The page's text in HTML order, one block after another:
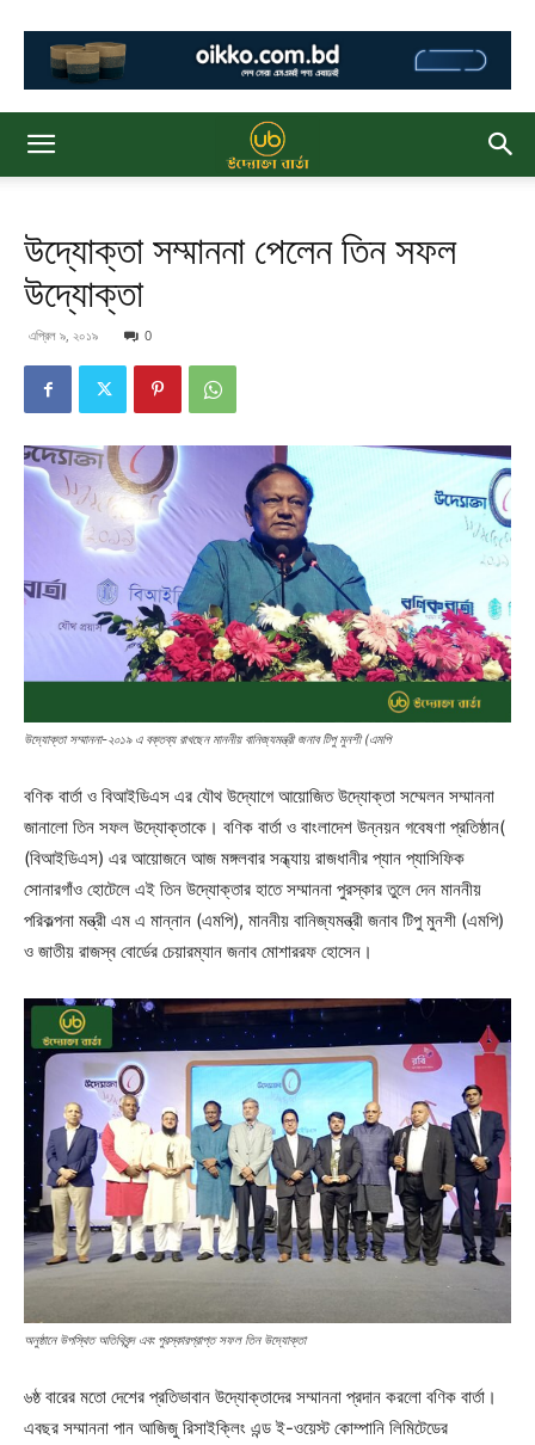
উদ্যোক্তা সম্মাননা পেলেন তিন সফল
উদ্যোক্তা
এপ্রিল ৯, ২০১৯ 0
উদ্যোক্তা সম্মাননা-২০১৯ এ বক্তব্য রাখছেন মাননীয় বানিজ্যমন্ত্রী জনাব টিপু মুনশী (এমপি
বণিক বার্তা ও বিআইডিএস এর যৌথ উদ্যোগে আয়োজিত উদ্যোক্তা সম্মেলন সম্মাননা
জানালো তিন সফল উদ্যোক্তাকে। বণিক বার্তা ও বাংলাদেশ উন্নয়ন গবেষণা প্রতিষ্ঠান(
(বিআইডিএস) এর আয়োজনে আজ মঙ্গলবার সন্ধ্যায় রাজধানীর প্যান প্যাসিফিক
সোনারগাঁও হোটেলে এই তিন উদ্যোক্তার হাতে সম্মাননা পুরস্কার তুলে দেন মাননীয়
পরিকল্পনা মন্ত্রী এম এ মান্নান (এমপি), মাননীয় বানিজ্যমন্ত্রী জনাব টিপু মুনশী (এমপি)
ও জাতীয় রাজস্ব বোর্ডের চেয়ারম্যান জনাব মোশাররফ হোসেন।
অনুষ্ঠানে উপস্থিত অতিথিবৃন্দ এবং পুরস্কারপ্রাপ্ত সফল তিন উদ্যোক্তা
৬ষ্ঠ বারের মতো দেশের প্রতিভাবান উদ্যোক্তাদের সম্মাননা প্রদান করলো বণিক বার্তা।
এবছর সম্মাননা পান আজিজু রিসাইক্লিং এন্ড ই-ওয়েস্ট কোম্পানি লিমিটেডের